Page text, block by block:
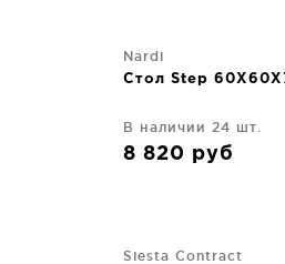
Nardi
Стол Step
В наличии 24 шт.
8 820 руб
Siesta Contract